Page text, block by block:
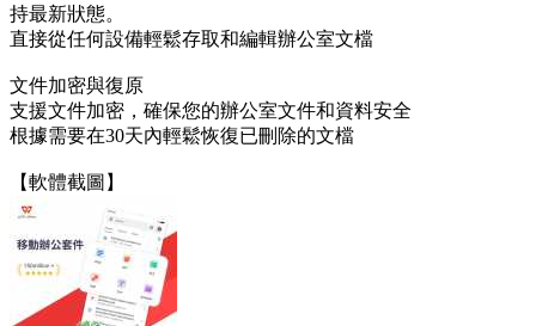
持最新狀態。
直接從任何設備輕鬆存取和編輯辦公室文檔
文件加密與復原
支援文件加密，確保您的辦公室文件和資料安全
根據需要在30天內輕鬆恢復已刪除的文檔
【軟體截圖】